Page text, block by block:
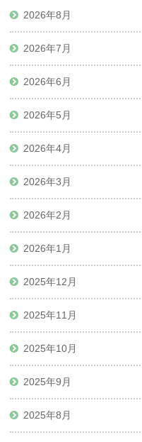
2026年8月
2026年7月
2026年6月
2026年5月
2026年4月
2026年3月
2026年2月
2026年1月
2025年12月
2025年11月
2025年10月
2025年9月
2025年8月